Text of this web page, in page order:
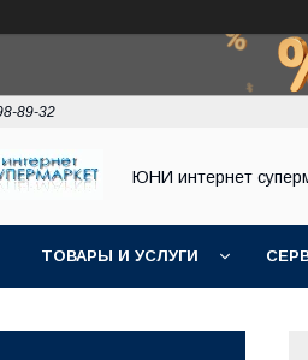
89-32
ЮНИ интернет
ТОВАРЫ И УСЛУГИ